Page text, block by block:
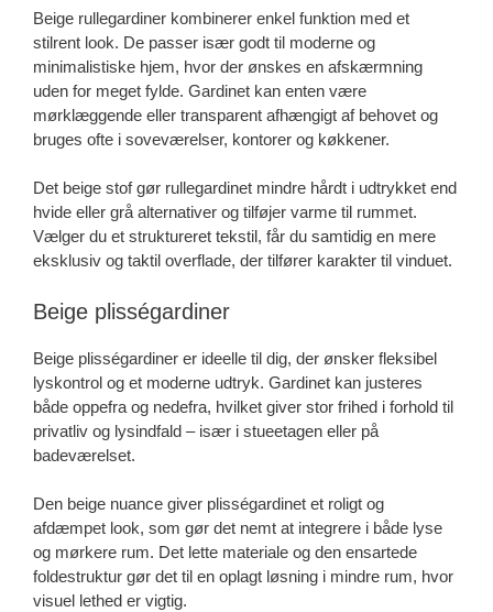
Beige rullegardiner kombinerer enkel funktion med et
stilrent look. De passer især godt til moderne og
minimalistiske hjem, hvor der ønskes en afskærmning
uden for meget fylde. Gardinet kan enten være
mørklæggende eller transparent afhængigt af behovet og
bruges ofte i soveværelser, kontorer og køkkener.
Det beige stof gør rullegardinet mindre hårdt i udtrykket end
hvide eller grå alternativer og tilføjer varme til rummet.
Vælger du et struktureret tekstil, får du samtidig en mere
eksklusiv og taktil overflade, der tilfører karakter til vinduet.
Beige plisségardiner
Beige plisségardiner er ideelle til dig, der ønsker fleksibel
lyskontrol og et moderne udtryk. Gardinet kan justeres
både oppefra og nedefra, hvilket giver stor frihed i forhold til
privatliv og lysindfald – især i stueetagen eller på
badeværelset.
Den beige nuance giver plisségardinet et roligt og
afdæmpet look, som gør det nemt at integrere i både lyse
og mørkere rum. Det lette materiale og den ensartede
foldestruktur gør det til en oplagt løsning i mindre rum, hvor
visuel lethed er vigtig.